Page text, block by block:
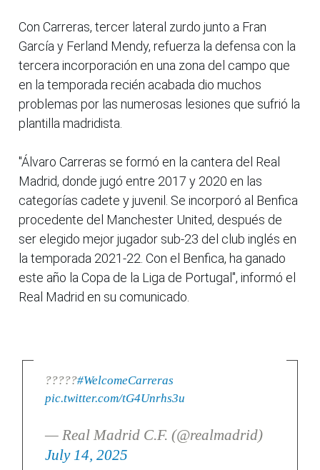
Con Carreras, tercer lateral zurdo junto a Fran
García y Ferland Mendy, refuerza la defensa con la
tercera incorporación en una zona del campo que
en la temporada recién acabada dio muchos
problemas por las numerosas lesiones que sufrió la
plantilla madridista.
"Álvaro Carreras se formó en la cantera del Real
Madrid, donde jugó entre 2017 y 2020 en las
categorías cadete y juvenil. Se incorporó al Benfica
procedente del Manchester United, después de
ser elegido mejor jugador sub-23 del club inglés en
la temporada 2021-22. Con el Benfica, ha ganado
este año la Copa de la Liga de Portugal", informó el
Real Madrid en su comunicado.
?????#WelcomeCarreras
pic.twitter.com/tG4Unrhs3u
— Real Madrid C.F. (@realmadrid)
July 14, 2025